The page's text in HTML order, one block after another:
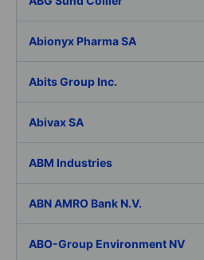
Abionyx Pharma SA
Abits Group Inc.
Abivax SA
ABM Industries
ABN AMRO Bank N.V.
ABO-Group Environment NV